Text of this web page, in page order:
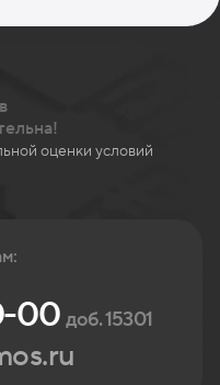
оценки условий
00доб. 15301